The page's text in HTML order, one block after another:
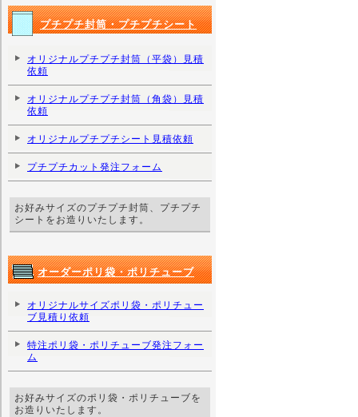
プチプチ封筒・プチプチシート
オリジナルプチプチ封筒（平袋）見積
依頼
オリジナルプチプチ封筒（角袋）見積
依頼
オリジナルプチプチシート見積依頼
プチプチカット発注フォーム
お好みサイズのプチプチ封筒、プチプチ
シートをお造りいたします。
オーダーポリ袋・ポリチューブ
オリジナルサイズポリ袋・ポリチュー
ブ見積り依頼
特注ポリ袋・ポリチューブ発注フォー
ム
お好みサイズのポリ袋・ポリチューブを
お造りいたします。